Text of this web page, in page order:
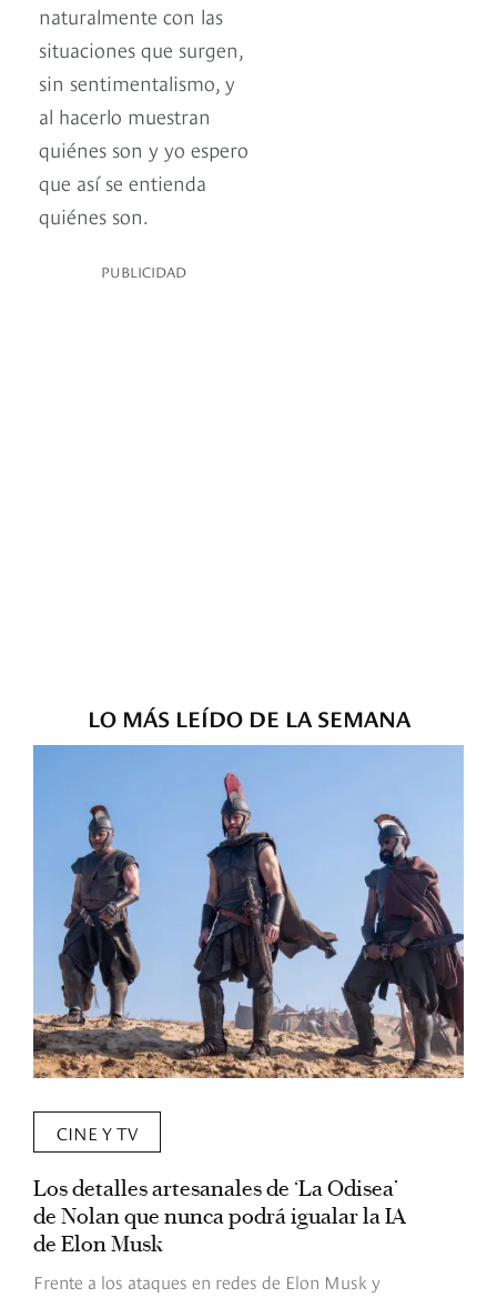
naturalmente con las
situaciones que surgen,
sin sentimentalismo, y
al hacerlo muestran
quiénes son y yo espero
que así se entienda
quiénes son.
PUBLICIDAD
LO MÁS LEÍDO DE LA SEMANA
CINE Y TV
Los detalles artesanales de ‘La Odisea’
de Nolan que nunca podrá igualar la IA
de Elon Musk
Frente a los ataques en redes de Elon Musk y